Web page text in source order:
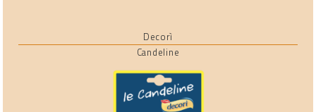
Decorì
Candeline